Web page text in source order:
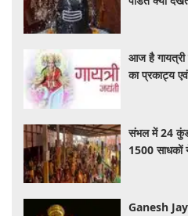
आज है गायत्री
का प्रकाट्य
संभल में 24
1500 साधकों
Ganesh